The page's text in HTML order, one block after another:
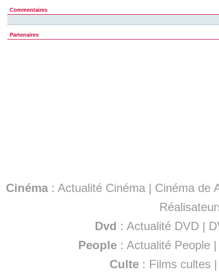
Commentaires
Partenaires
Cinéma: Actualité Cinéma | Cinéma de
Dvd : Actualité DVD |
People :Actualité People
Culte : Films cultes